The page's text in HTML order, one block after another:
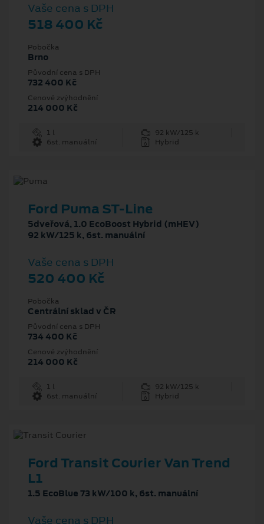
Vaše cena s DPH
518 400 Kč
Pobočka
Brno
Původní cena s DPH
732 400 Kč
Cenové zvýhodnění
214 000 Kč
1 l
92 kW/125 k
6st. manuální
Hybrid
Ford Puma ST-Line
5dveřová, 1.0 EcoBoost Hybrid (mHEV)
92 kW/125 k, 6st. manuální
Vaše cena s DPH
520 400 Kč
Pobočka
Centrální sklad v ČR
Původní cena s DPH
734 400 Kč
Cenové zvýhodnění
214 000 Kč
1 l
92 kW/125 k
6st. manuální
Hybrid
Ford Transit Courier Van Trend
L1
1.5 EcoBlue 73 kW/100 k, 6st. manuální
Vaše cena s DPH